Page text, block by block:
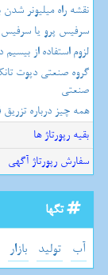
نقشه راه میلیونر شدن
سرفیس پرو یا
لزوم استفاده از
گروه صنعتی دپوت
صنعتی
همه چیز درباره تزریق
بقیه رپورتاژ ها
سفارش رپورتاژ آگهی
تگها
آب تولید بازار